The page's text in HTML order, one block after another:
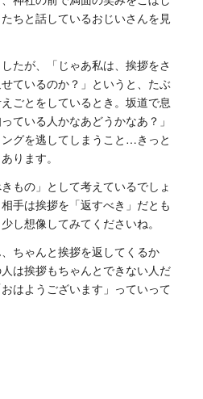
ちと話しているおじいさんを見
たが、「じゃあ私は、挨拶をさ
ているのか？」というと、たぶ
ごとをしているとき。坂道で息
ている人かなあどうかなあ？」
グを逃してしまうこと…きっと
ります。
もの」として考えているでしょ
手は挨拶を「返すべき」だとも
し想像してみてくださいね。
ちゃんと挨拶を返してくるか
は挨拶もちゃんとできない人だ
はようございます」っていって